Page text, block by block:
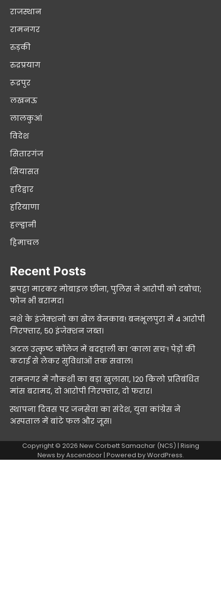
राजस्थान
रामनगर
रुड़की
रुद्रप्रयाग
रूद्रपुर
लखनऊ
लालकुआं
विदेश
सितारगंज
सियासत
हरिद्वार
हरियाणा
हल्द्वानी
हिमाचल
Recent Posts
झपट्टा मारकर मोबाइल छीना, पुलिस ने आरोपी को दबोचा;
फोन भी बरामद।
नशे के इंजेक्शनों का खेल बेनकाब! बनभूलपुरा में 4 आरोपी
गिरफ्तार, 50 इंजेक्शन जब्त।
अटल उत्कृष्ट कॉलेज में बदहाली का ‘काला सच’! पेड़ों की
कटाई से लेकर सुविधाओं तक सवाल।
रामनगर में गौकशी का बड़ा खुलासा, 120 किलो प्रतिबंधित
मांस बरामद, दो आरोपी गिरफ्तार, दो फरार।
स्थापना दिवस पर जनसेवा का संदेश, युवा कांग्रेस ने
अस्पताल में बांटे फल और जूस।
Copyright © 2026 New Corbett Samachar (NCS) | Rising
News byAscendoor| Powered byWordPress.